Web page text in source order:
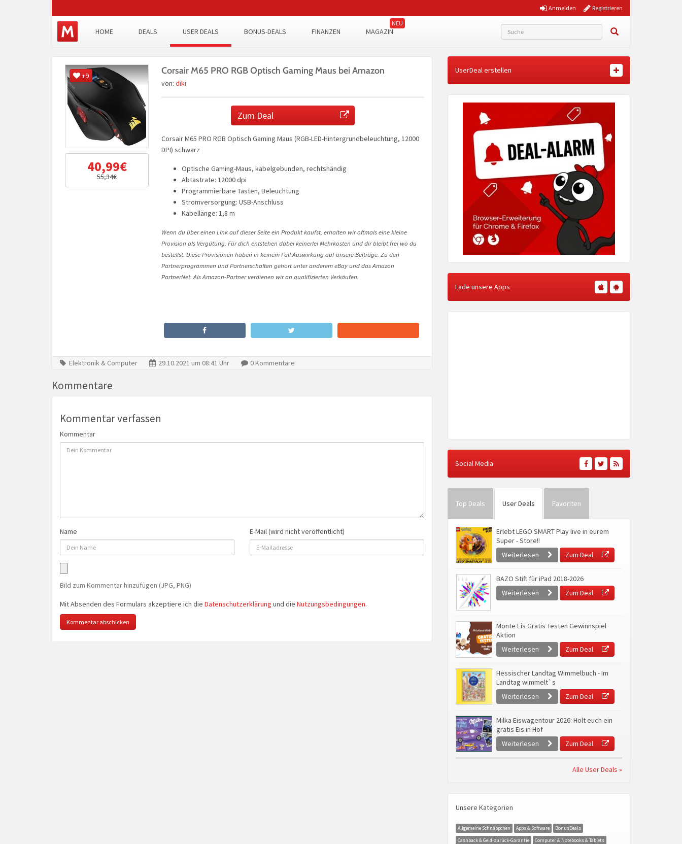
Registrieren
Anmelden
HOME DEALS USER DEALS BONUS-DEALS FINANZEN MAGAZIN
+9
40,99€
55,34€
Corsair M65 PRO RGB Optisch Gaming Maus bei Amazon
von: diki
Zum Deal
Corsair M65 PRO RGB Optisch Gaming Maus (RGB-LED-Hintergrundbeleuchtung, 12000
DPI) schwarz
Optische Gaming-Maus, kabelgebunden, rechtshändig
Abtastrate: 12000 dpi
Programmierbare Tasten, Beleuchtung
Stromversorgung: USB-Anschluss
Kabellänge: 1,8 m
Wenn du über einen Link auf dieser Seite ein Produkt kaufst, erhalten wir oftmals eine kleine
Provision als Vergütung. Für dich entstehen dabei keinerlei Mehrkosten und dir bleibt frei wo du
bestellst. Diese Provisionen haben in keinem Fall Auswirkung auf unsere Beiträge. Zu den
Partnerprogrammen und Partnerschaften gehört unter anderem eBay und das Amazon
PartnerNet. Als Amazon-Partner verdienen wir an qualifizierten Verkäufen.
Elektronik & Computer 29.10.2021 um 08:41 Uhr 0 Kommentare
Kommentare
Kommentar verfassen
Kommentar
Name E-Mail (wird nicht veröffentlicht)
Bild zum Kommentar hinzufügen (JPG, PNG)
Mit Absenden des Formulars akzeptiere ich die Datenschutzerklärung und die Nutzungsbedingungen.
UserDeal erstellen
Lade unsere Apps
Social Media
Top Deals User Deals Favoriten
Erlebt LEGO SMART Play live in eurem
Super - Store!!
Weiterlesen
Zum Deal
BAZO Stift für iPad 2018-2026
Weiterlesen
Zum Deal
Monte Eis Gratis Testen Gewinnspiel
Aktion
Weiterlesen
Zum Deal
Hessischer Landtag Wimmelbuch - Im
Landtag wimmelt`s
Weiterlesen
Zum Deal
Milka Eiswagentour 2026: Holt euch ein
gratis Eis in Hof
Weiterlesen
Zum Deal
Alle User Deals »
Unsere Kategorien
Allgemeine Schnäppchen Apps & Software
BonusDeals
Cashback & Geld-zurück-Garantie
Computer & Notebooks & Tablets